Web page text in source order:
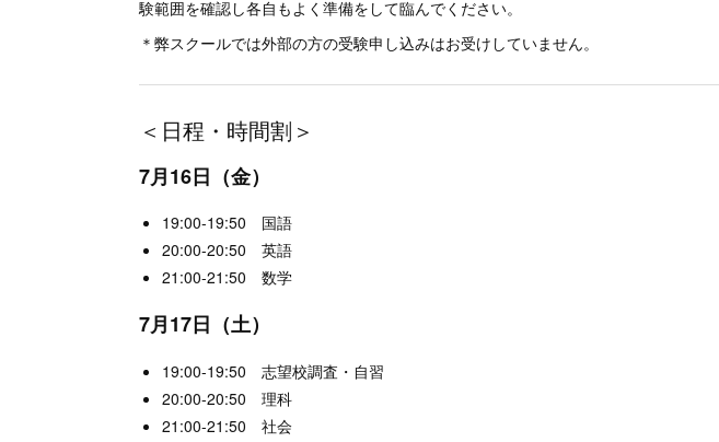
験範囲を確認し各自もよく準備をして臨んでください。
＊弊スクールでは外部の方の受験申し込みはお受けしていません。
＜日程・時間割＞
7月16日（金）
19:00-19:50 国語
20:00-20:50 英語
21:00-21:50 数学
7月17日（土）
19:00-19:50 志望校調査・自習
20:00-20:50 理科
21:00-21:50 社会